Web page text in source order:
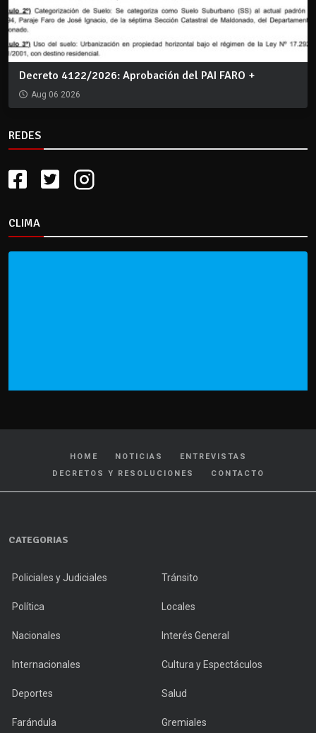
Decreto 4122/2026: Aprobación del PAI FARO +
Aug 06 2026
REDES
CLIMA
HOME NOTICIAS
ENTREVISTAS
DECRETOS Y RESOLUCIONES
CONTACTO
CATEGORIAS
Policiales y Judiciales Tránsito
Política Locales
Nacionales Interés General
Internacionales Cultura y Espectáculos
Deportes Salud
Farándula Gremiales